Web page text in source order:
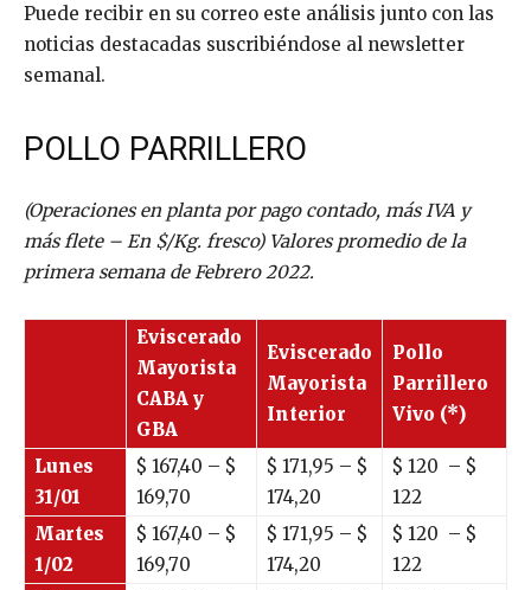
Puede recibir en su correo este análisis junto con las
noticias destacadas suscribiéndose al newsletter
semanal.
POLLO PARRILLERO
(Operaciones en planta por pago contado, más IVA y
más flete – En $/Kg. fresco) Valores promedio de la
primera semana de Febrero 2022.
Eviscerado
Mayorista
CABA y
GBA
Eviscerado
Mayorista
Interior
Pollo
Parrillero
Vivo (*)
Lunes
31/01
$ 167,40 – $
169,70
$ 171,95 – $
174,20
$ 120 – $
122
Martes
1/02
$ 167,40 – $
169,70
$ 171,95 – $
174,20
$ 120 – $
122